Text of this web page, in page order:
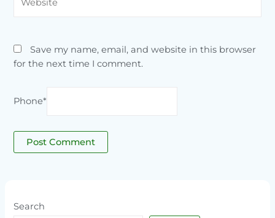
Save my name, email, and website in this browser
for the next time I comment.
Phone*
Search